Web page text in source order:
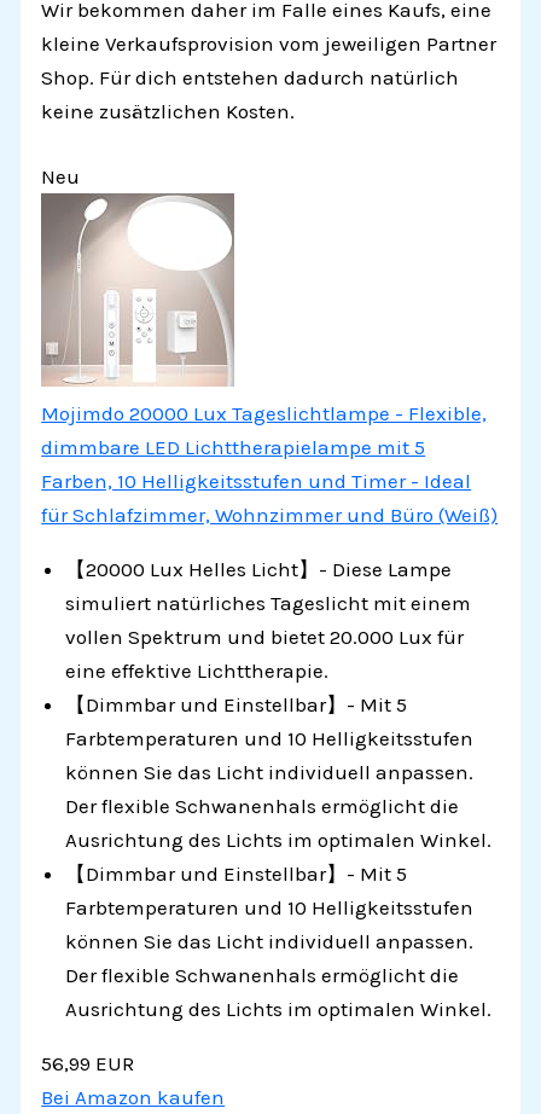
Wir bekommen daher im Falle eines Kaufs, eine
kleine Verkaufsprovision vom jeweiligen Partner
Shop. Für dich entstehen dadurch natürlich
keine zusätzlichen Kosten.
Neu
Mojimdo 20000 Lux Tageslichtlampe - Flexible,
dimmbare LED Lichttherapielampe mit 5
Farben, 10 Helligkeitsstufen und Timer - Ideal
für Schlafzimmer, Wohnzimmer und Büro (Weiß)
【20000 Lux Helles Licht】- Diese Lampe
simuliert natürliches Tageslicht mit einem
vollen Spektrum und bietet 20.000 Lux für
eine effektive Lichttherapie.
【Dimmbar und Einstellbar】- Mit 5
Farbtemperaturen und 10 Helligkeitsstufen
können Sie das Licht individuell anpassen.
Der flexible Schwanenhals ermöglicht die
Ausrichtung des Lichts im optimalen Winkel.
【Dimmbar und Einstellbar】- Mit 5
Farbtemperaturen und 10 Helligkeitsstufen
können Sie das Licht individuell anpassen.
Der flexible Schwanenhals ermöglicht die
Ausrichtung des Lichts im optimalen Winkel.
56,99 EUR
Bei Amazon kaufen